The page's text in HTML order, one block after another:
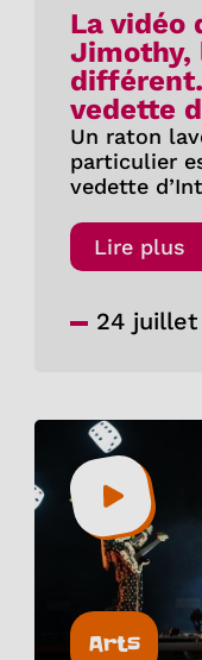
La vidéo
Jimothy,
vedette
Un raton
particulier
vedette
Lire plus
24 juillet
Arts